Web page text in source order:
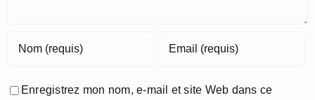
Enregistrez mon nom, e-mail et site Web dans ce